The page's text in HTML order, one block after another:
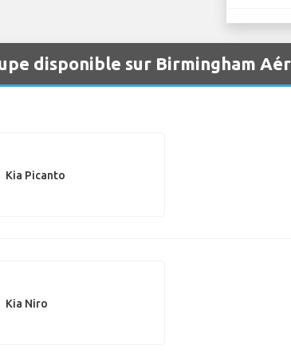
disponible sur Birmingham
Kia Picanto
Kia Niro